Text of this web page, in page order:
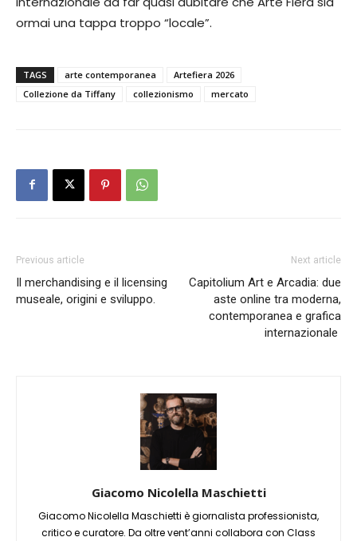
ormai una tappa troppo “locale”.
TAGS arte contemporanea
Artefiera 2026
Collezione da Tiffany
collezionismo mercato
Previous article
Il merchandising e il licensing
museale, origini e sviluppo.
Next article
Capitolium Art e Arcadia: due
aste online tra moderna,
contemporanea e grafica
internazionale
Giacomo Nicolella Maschietti
Giacomo Nicolella Maschietti è giornalista professionista,
critico e curatore. Da oltre vent’anni collabora con Class